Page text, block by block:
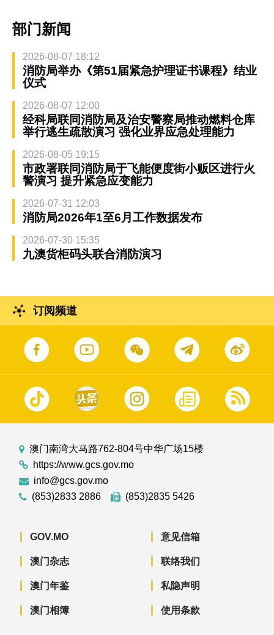
部门新闻
2026-08-07 18:12
消防局举办《第51届紧急护理证书课程》结业
仪式
2026-08-07 12:00
经科局联同消防局及治安警察局推动燃料仓库
举行逃生疏散演习 强化业界应急处理能力
2026-08-05 19:15
市政署联同消防局于飞能便度街小贩区进行火
警演习 提升紧急应变能力
2026-07-31 12:03
消防局2026年1至6月工作数据发布
2026-07-30 15:35
九澳货柜码头联合消防演习
订阅频道
澳门南湾大马路762-804号中华广场15楼
https://www.gcs.gov.mo
info@gcs.gov.mo
(853)2833 2886
(853)2835 5426
GOV.MO
澳门杂志
澳门年鉴
澳门相簿
意见信箱
联络我们
私隐声明
使用条款